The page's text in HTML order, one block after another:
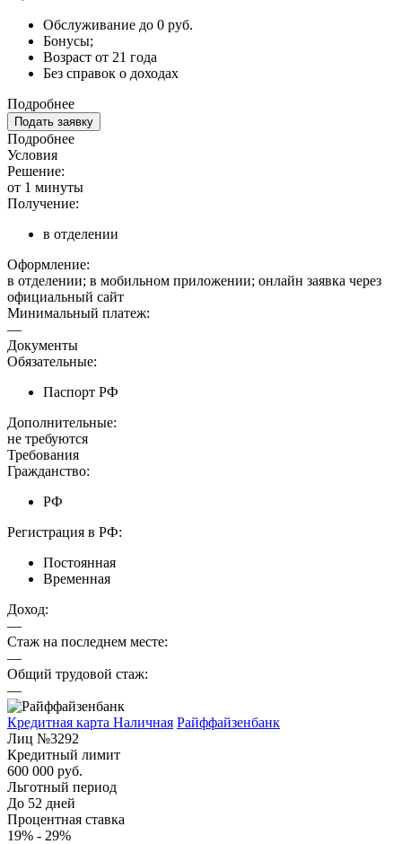
Обслуживание до 0 руб.
Бонусы;
Возраст от 21 года
Без справок о доходах
Подробнее
Подать заявку
Подробнее
Условия
Решение:
от 1 минуты
Получение:
в отделении
Оформление:
в отделении; в мобильном приложении; онлайн заявка через
официальный сайт
Минимальный платеж:
—
Документы
Обязательные:
Паспорт РФ
Дополнительные:
не требуются
Требования
Гражданство:
РФ
Регистрация в РФ:
Постоянная
Временная
Доход:
—
Стаж на последнем месте:
—
Общий трудовой стаж:
—
Кредитная карта Наличная Райффайзенбанк
Лиц №3292
Кредитный лимит
600 000 руб.
Льготный период
До 52 дней
Процентная ставка
19% - 29%